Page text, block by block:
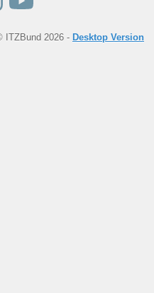
ITZBund 2026 - Desktop Version